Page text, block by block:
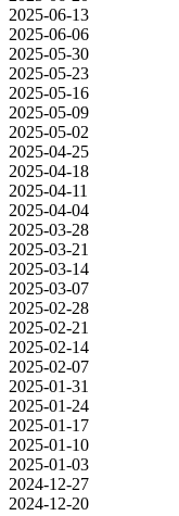
2025-06-13
2025-06-06
2025-05-30
2025-05-23
2025-05-16
2025-05-09
2025-05-02
2025-04-25
2025-04-18
2025-04-11
2025-04-04
2025-03-28
2025-03-21
2025-03-14
2025-03-07
2025-02-28
2025-02-21
2025-02-14
2025-02-07
2025-01-31
2025-01-24
2025-01-17
2025-01-10
2025-01-03
2024-12-27
2024-12-20